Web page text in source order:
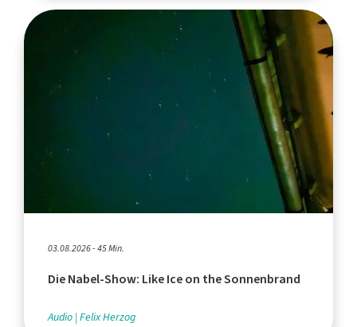
03.08.2026 - 45 Min.
Die Nabel-Show: Like Ice on the Sonnenbrand
Audio Felix Herzog